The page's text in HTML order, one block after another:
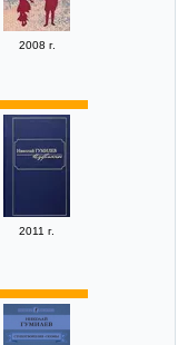
2008 г.
2011 г.